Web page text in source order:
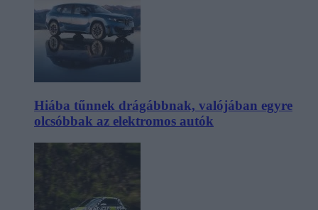
Hiába tűnnek drágábbnak, valójában egyre
olcsóbbak az elektromos autók